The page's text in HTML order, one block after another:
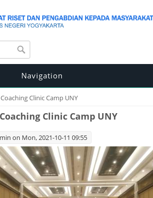
Navigation
Clinic Camp UNY
Clinic Camp UNY
on Mon, 2021-10-11 09:55